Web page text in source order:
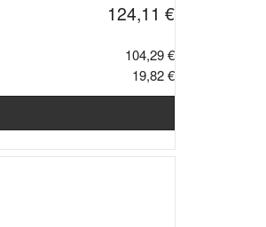
124,11 €
104,29 €
19,82 €